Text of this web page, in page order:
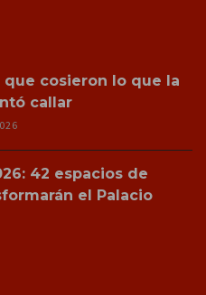
que cosieron lo que la
callar
42 espacios de
el Palacio